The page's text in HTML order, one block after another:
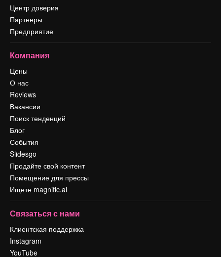
Центр доверия
Партнеры
Предприятие
Компания
Цены
О нас
Reviews
Вакансии
Поиск тенденций
Блог
События
Slidesgo
Продайте свой контент
Помещение для прессы
Ищете magnific.ai
Связаться с нами
Клиентская поддержка
Instagram
YouTube